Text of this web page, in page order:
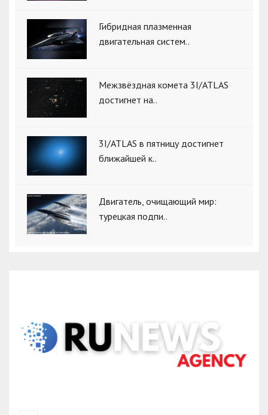
Гибридная плазменная
двигательная систем..
Межзвёздная комета 3I/ATLAS
достигнет на..
3I/ATLAS в пятницу достигнет
ближайшей к..
Двигатель, очищающий мир:
турецкая подпи..